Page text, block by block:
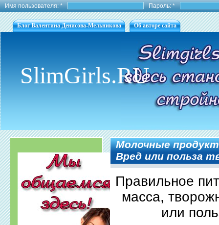
Имя пользователя:* Пароль:*
Блог Валентина Денисова-Мельникова Об авторе сайта
SlimGirls.RU
Молочные
Вред или польза
Правильное
масса,
или